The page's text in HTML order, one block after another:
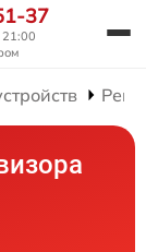
37
21:00